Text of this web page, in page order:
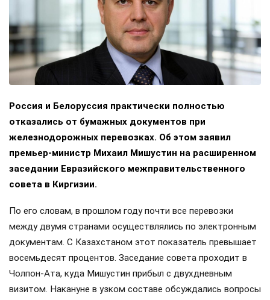
Россия и Белоруссия практически полностью
отказались от бумажных документов при
железнодорожных перевозках. Об этом заявил
премьер-министр Михаил Мишустин на расширенном
заседании Евразийского межправительственного
совета в Киргизии.
По его словам, в прошлом году почти все перевозки
между двумя странами осуществлялись по электронным
документам. С Казахстаном этот показатель превышает
восемьдесят процентов. Заседание совета проходит в
Чолпон-Ата, куда Мишустин прибыл с двухдневным
визитом. Накануне в узком составе обсуждались вопросы